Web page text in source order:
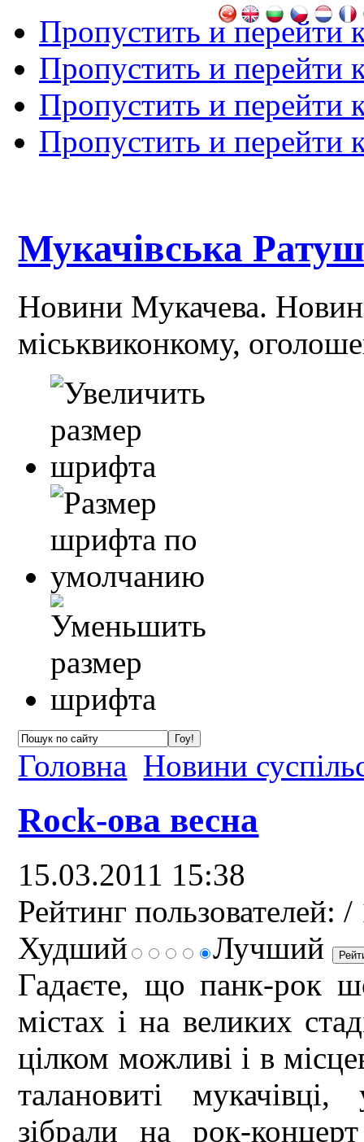
Пропустить и перейти
Пропустить и перейти
Пропустить и перейти
Пропустить и перейти
Мукачівська
Новини Мукачева.
міськвиконкому,
Головна Новини
Rock-ова весна
15.03.2011 15:38
Рейтинг пользователей: /
Худший
Лучший
Гадаєте, що панк-рок
містах і на великих
цілком можливі і в
талановиті
зібрали на рок-